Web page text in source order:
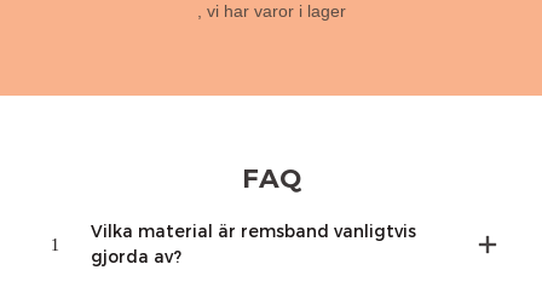
, vi har varor i lager
FAQ
1
Vilka material är remsband vanligtvis
gjorda av?